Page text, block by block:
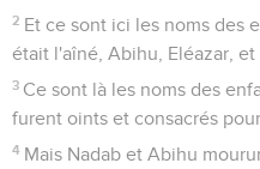
2 Et ce sont ici les noms des
était l'aîné, Abihu, Eléazar, et
3 Ce sont là les noms des
furent oints et consacrés
4 Mais Nadab et Abihu